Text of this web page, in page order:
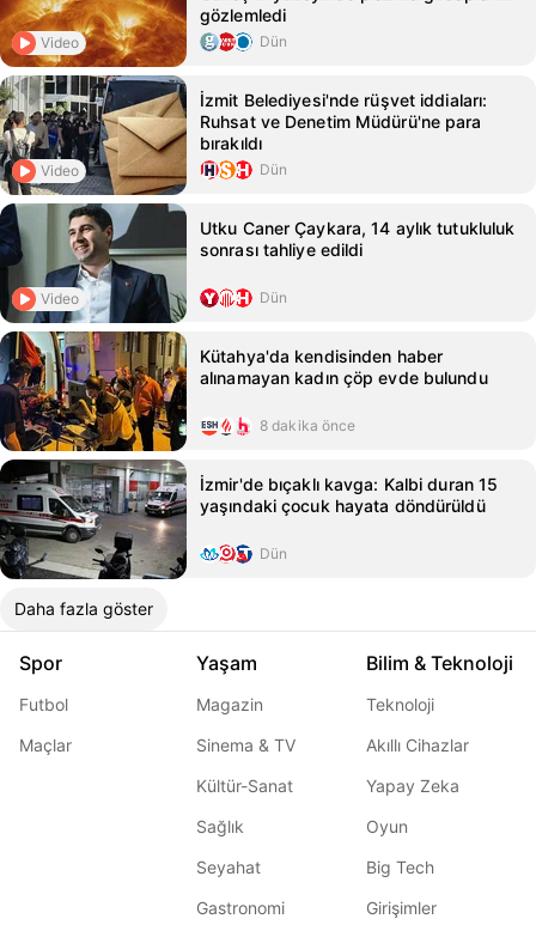
Video
gözlemledi
Dün
Video
İzmit Belediyesi'nde rüşvet iddiaları:
Ruhsat ve Denetim Müdürü'ne para
bırakıldı
Dün
Video
Utku Caner Çaykara, 14 aylık tutukluluk
sonrası tahliye edildi
Dün
Kütahya'da kendisinden haber
alınamayan kadın çöp evde bulundu
8 dakika önce
İzmir'de bıçaklı kavga: Kalbi duran 15
yaşındaki çocuk hayata döndürüldü
Dün
Daha fazla göster
Spor
Futbol
Maçlar
Yaşam
Magazin
Sinema & TV
Kültür-Sanat
Sağlık
Seyahat
Gastronomi
Bilim & Teknoloji
Teknoloji
Akıllı Cihazlar
Yapay Zeka
Oyun
Big Tech
Girişimler